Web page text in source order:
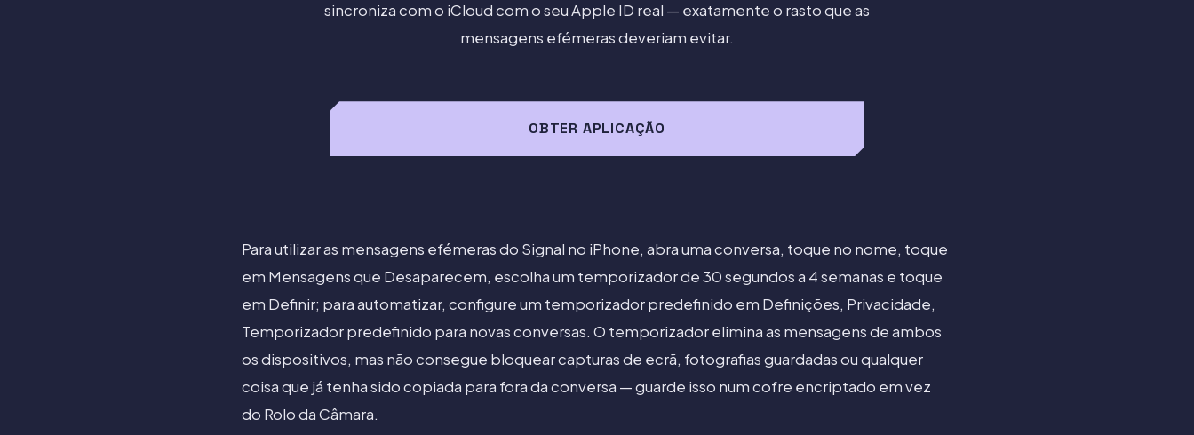
sincroniza com o iCloud com o seu Apple ID real — exatamente o rasto que as
mensagens efémeras deveriam evitar.
OBTER APLICAÇÃO
Para utilizar as mensagens efémeras do Signal no iPhone, abra uma conversa, toque no nome, toque
em Mensagens que Desaparecem, escolha um temporizador de 30 segundos a 4 semanas e toque
em Definir; para automatizar, configure um temporizador predefinido em Definições, Privacidade,
Temporizador predefinido para novas conversas. O temporizador elimina as mensagens de ambos
os dispositivos, mas não consegue bloquear capturas de ecrã, fotografias guardadas ou qualquer
coisa que já tenha sido copiada para fora da conversa — guarde isso num cofre encriptado em vez
do Rolo da Câmara.